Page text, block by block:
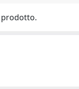
prodotto.